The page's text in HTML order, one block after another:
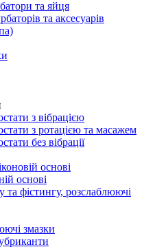
та яйця
та аксесуарів
з вібрацією
з ротацією та масажем
без вібрації
основі
основі
та фістингу, розслаблюючі
змазки